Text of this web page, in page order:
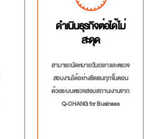
ดำเนินธุรกิจต่อได้ไม่
สะดุด
สามารถนัดหมายวันเวลา และตรวจ
สอบงานได้อย่างชัดเจนทุกขั้นตอน
ด้วยระบบตรวจสอบสถานะงานจาก
Q-CHANG for Business